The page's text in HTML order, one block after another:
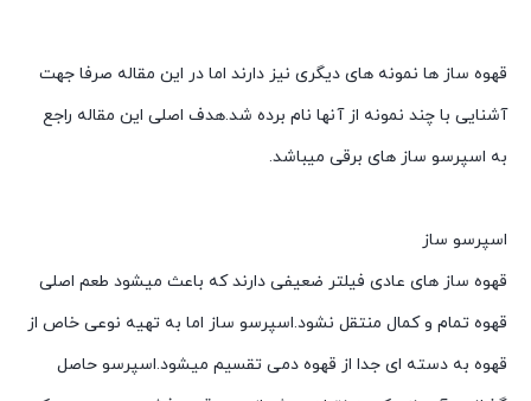
قهوه ساز ها نمونه های دیگری نیز دارند اما در این مقاله صرفا جهت
آشنایی با چند نمونه از آنها نام برده شد.هدف اصلی این مقاله راجع
به اسپرسو ساز های برقی میباشد.
اسپرسو ساز
قهوه ساز های عادی فیلتر ضعیفی دارند که باعث میشود طعم اصلی
قهوه تمام و کمال منتقل نشود.اسپرسو ساز اما به تهیه نوعی خاص از
قهوه به دسته ای جدا از قهوه دمی تقسیم میشود.اسپرسو حاصل